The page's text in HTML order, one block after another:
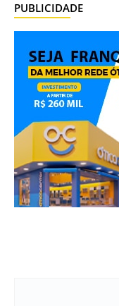
PUBLICIDADE